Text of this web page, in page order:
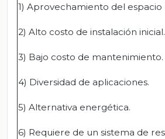
1) Aprovechamiento del espacio
2) Alto costo de instalación inicial.
3) Bajo costo de mantenimiento.
4) Diversidad de aplicaciones.
5) Alternativa energética.
6) Requiere de un sistema de